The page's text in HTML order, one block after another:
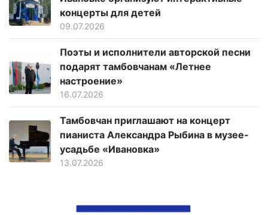
концерты для детей
09.07.2026
Поэты и исполнители авторской песни
подарят тамбовчанам «Летнее
настроение»
16.07.2026
Тамбовчан приглашают на концерт
пианиста Александра Рыбина в музее-
усадьбе «Ивановка»
13.07.2026